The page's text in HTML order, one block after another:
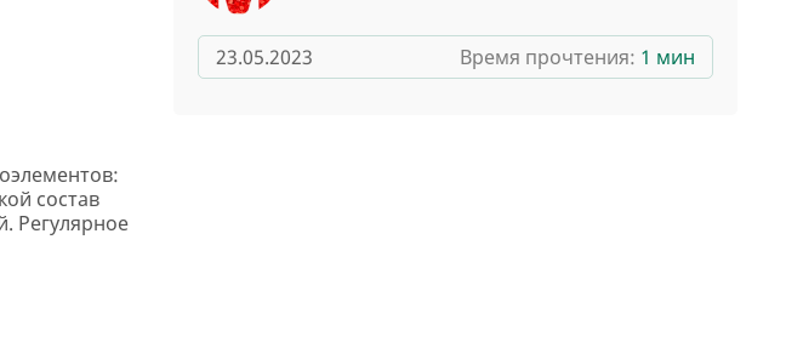
состав
Регулярное
23.05.2023 Время прочтения: 1 мин